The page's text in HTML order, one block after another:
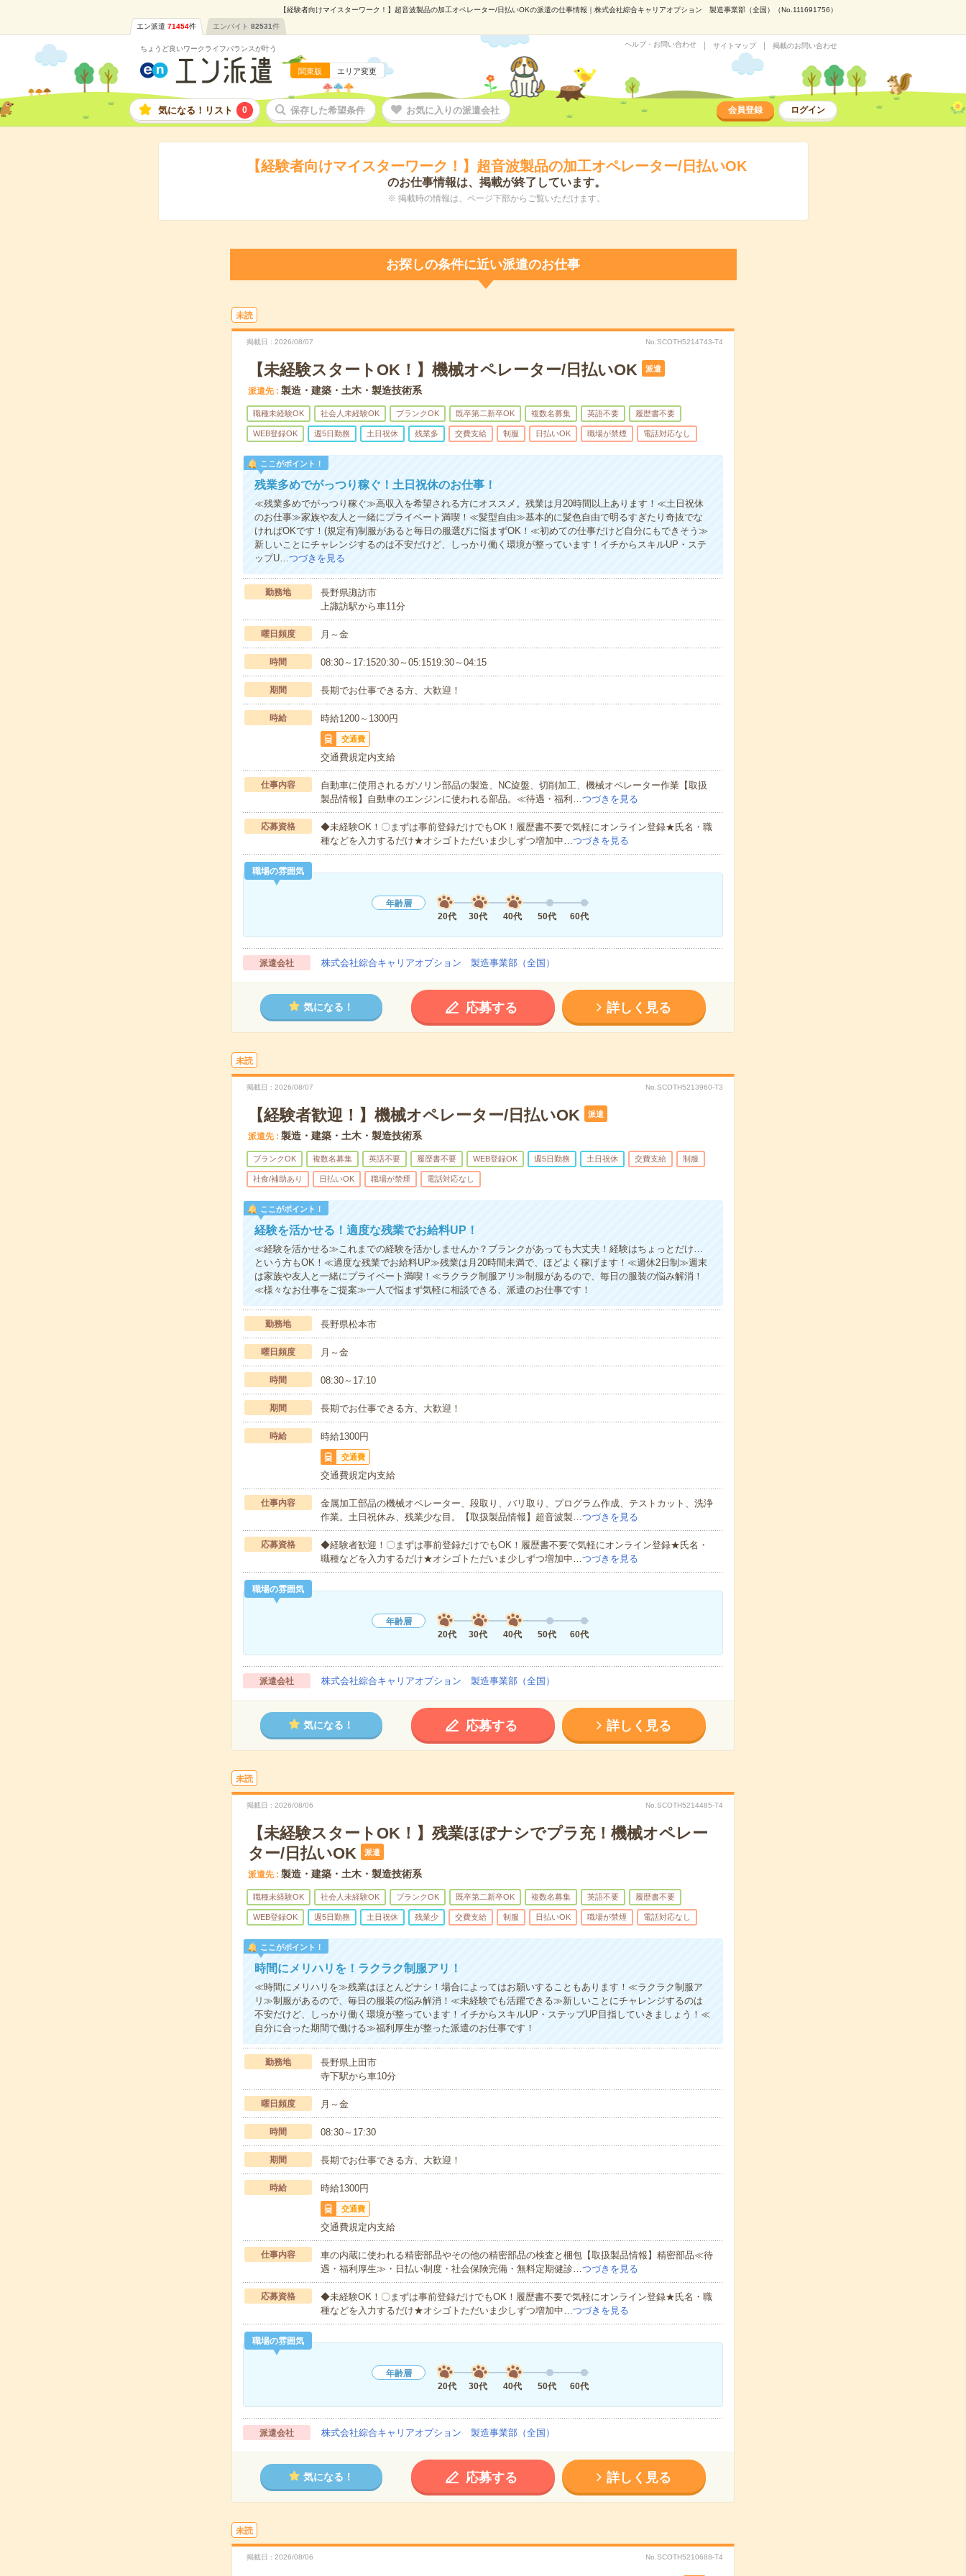
【経験者向けマイスターワーク！】超音波製品の加工オペレーター/日払いOKの派遣の仕事情報｜株式会社綜合キャリアオプション 製造事業部（全国）（No.111691756）
エン派遣 71454件 エンバイト 82531件
ちょうど良いワークライフバランスが叶う
関東版 エリア変更
ヘルプ・お問い合わせ サイトマップ 掲載のお問い合わせ
気になる！リスト 0 保存した希望条件 お気に入りの派遣会社 会員登録 ログイン
【経験者向けマイスターワーク！】超音波製品の加工オペレーター/日払いOK
のお仕事情報は、掲載が終了しています。
※ 掲載時の情報は、ページ下部からご覧いただけます。
お探しの条件に近い派遣のお仕事
未読
掲載日 2026/08/07 No.SCOTH5214743-T4
【未経験スタートOK！】機械オペレーター/日払いOK 派遣
派遣先 製造・建築・土木・製造技術系
職種未経験OK 社会人未経験OK ブランクOK 既卒第二新卒OK 複数名募集 英語不要 履歴書不要
WEB登録OK 週5日勤務 土日祝休 残業多 交費支給 制服 日払いOK 職場が禁煙 電話対応なし
ここがポイント！
残業多めでがっつり稼ぐ！土日祝休のお仕事！
≪残業多めでがっつり稼ぐ≫高収入を希望される方にオススメ。残業は月20時間以上あります！≪土日祝休
のお仕事≫家族や友人と一緒にプライベート満喫！≪髪型自由≫基本的に髪色自由で明るすぎたり奇抜でな
ければOKです！(規定有)制服があると毎日の服選びに悩まずOK！≪初めての仕事だけど自分にもできそう≫
新しいことにチャレンジするのは不安だけど、しっかり働く環境が整っています！イチからスキルUP・ステ
ップU…つづきを見る
勤務地
長野県諏訪市
上諏訪駅から車11分
曜日頻度 月～金
時間 08:30～17:1520:30～05:1519:30～04:15
期間 長期でお仕事できる方、大歓迎！
時給 時給1200～1300円
交通費
交通費規定内支給
仕事内容
自動車に使用されるガソリン部品の製造、NC旋盤、切削加工、機械オペレーター作業【取扱
製品情報】自動車のエンジンに使われる部品。≪待遇・福利…つづきを見る
応募資格
◆未経験OK！〇まずは事前登録だけでもOK！履歴書不要で気軽にオンライン登録★氏名・職
種などを入力するだけ★オシゴトただいま少しずつ増加中…つづきを見る
職場の雰囲気
年齢層
20代
30代 40代 50代 60代
派遣会社 株式会社綜合キャリアオプション 製造事業部（全国）
気になる！ 応募する 詳しく見る
未読
掲載日 2026/08/07 No.SCOTH5213960-T3
【経験者歓迎！】機械オペレーター/日払いOK 派遣
派遣先 製造・建築・土木・製造技術系
ブランクOK 複数名募集 英語不要 履歴書不要 WEB登録OK 週5日勤務 土日祝休 交費支給 制服
社食/補助あり 日払いOK 職場が禁煙 電話対応なし
ここがポイント！
経験を活かせる！適度な残業でお給料UP！
≪経験を活かせる≫これまでの経験を活かしませんか？ブランクがあっても大丈夫！経験はちょっとだけ…
という方もOK！≪適度な残業でお給料UP≫残業は月20時間未満で、ほどよく稼げます！≪週休2日制≫週末
は家族や友人と一緒にプライベート満喫！≪ラクラク制服アリ≫制服があるので、毎日の服装の悩み解消！
≪様々なお仕事をご提案≫一人で悩まず気軽に相談できる、派遣のお仕事です！
勤務地 長野県松本市
曜日頻度 月～金
時間 08:30～17:10
期間 長期でお仕事できる方、大歓迎！
時給 時給1300円
交通費
交通費規定内支給
仕事内容
金属加工部品の機械オペレーター、段取り、バリ取り、プログラム作成、テストカット、洗浄
作業。土日祝休み、残業少な目。【取扱製品情報】超音波製…つづきを見る
応募資格
◆経験者歓迎！〇まずは事前登録だけでもOK！履歴書不要で気軽にオンライン登録★氏名・
職種などを入力するだけ★オシゴトただいま少しずつ増加中…つづきを見る
職場の雰囲気
年齢層
20代
30代 40代 50代 60代
派遣会社 株式会社綜合キャリアオプション 製造事業部（全国）
気になる！ 応募する 詳しく見る
未読
掲載日 2026/08/06 No.SCOTH5214485-T4
【未経験スタートOK！】残業ほぼナシでプラ充！機械オペレー
ター/日払いOK
派遣
派遣先 製造・建築・土木・製造技術系
職種未経験OK 社会人未経験OK ブランクOK 既卒第二新卒OK 複数名募集 英語不要 履歴書不要
WEB登録OK 週5日勤務 土日祝休 残業少 交費支給 制服 日払いOK 職場が禁煙 電話対応なし
ここがポイント！
時間にメリハリを！ラクラク制服アリ！
≪時間にメリハリを≫残業はほとんどナシ！場合によってはお願いすることもあります！≪ラクラク制服ア
リ≫制服があるので、毎日の服装の悩み解消！≪未経験でも活躍できる≫新しいことにチャレンジするのは
不安だけど、しっかり働く環境が整っています！イチからスキルUP・ステップUP目指していきましょう！≪
自分に合った期間で働ける≫福利厚生が整った派遣のお仕事です！
勤務地
長野県上田市
寺下駅から車10分
曜日頻度 月～金
時間 08:30～17:30
期間 長期でお仕事できる方、大歓迎！
時給 時給1300円
交通費
交通費規定内支給
仕事内容
車の内蔵に使われる精密部品やその他の精密部品の検査と梱包【取扱製品情報】精密部品≪待
遇・福利厚生≫・日払い制度・社会保険完備・無料定期健診…つづきを見る
応募資格
◆未経験OK！〇まずは事前登録だけでもOK！履歴書不要で気軽にオンライン登録★氏名・職
種などを入力するだけ★オシゴトただいま少しずつ増加中…つづきを見る
職場の雰囲気
年齢層
20代
30代 40代 50代 60代
派遣会社 株式会社綜合キャリアオプション 製造事業部（全国）
気になる！ 応募する 詳しく見る
未読
掲載日 2026/08/06 No.SCOTH5210688-T4